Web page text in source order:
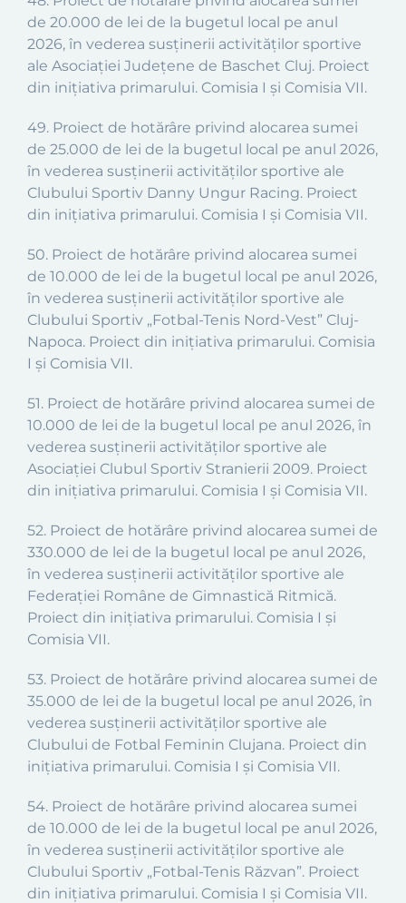
de 20.000 de lei de la bugetul local pe anul
2026, în vederea susținerii activităților sportive
ale Asociației Județene de Baschet Cluj. Proiect
din inițiativa primarului. Comisia I și Comisia VII.
49. Proiect de hotărâre privind alocarea sumei
de 25.000 de lei de la bugetul local pe anul 2026,
în vederea susținerii activităților sportive ale
Clubului Sportiv Danny Ungur Racing. Proiect
din inițiativa primarului. Comisia I și Comisia VII.
50. Proiect de hotărâre privind alocarea sumei
de 10.000 de lei de la bugetul local pe anul 2026,
în vederea susținerii activităților sportive ale
Clubului Sportiv „Fotbal-Tenis Nord-Vest” Cluj-
Napoca. Proiect din inițiativa primarului. Comisia
I și Comisia VII.
51. Proiect de hotărâre privind alocarea sumei de
10.000 de lei de la bugetul local pe anul 2026, în
vederea susținerii activităților sportive ale
Asociației Clubul Sportiv Stranierii 2009. Proiect
din inițiativa primarului. Comisia I și Comisia VII.
52. Proiect de hotărâre privind alocarea sumei de
330.000 de lei de la bugetul local pe anul 2026,
în vederea susținerii activităților sportive ale
Federației Române de Gimnastică Ritmică.
Proiect din inițiativa primarului. Comisia I și
Comisia VII.
53. Proiect de hotărâre privind alocarea sumei de
35.000 de lei de la bugetul local pe anul 2026, în
vederea susținerii activităților sportive ale
Clubului de Fotbal Feminin Clujana. Proiect din
inițiativa primarului. Comisia I și Comisia VII.
54. Proiect de hotărâre privind alocarea sumei
de 10.000 de lei de la bugetul local pe anul 2026,
în vederea susținerii activităților sportive ale
Clubului Sportiv „Fotbal-Tenis Răzvan”. Proiect
din inițiativa primarului. Comisia I și Comisia VII.